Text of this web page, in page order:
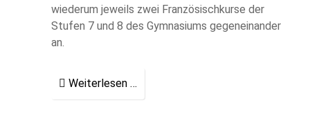
wiederum jeweils zwei Französischkurse der
Stufen 7 und 8 des Gymnasiums gegeneinander
an.
Weiterlesen …